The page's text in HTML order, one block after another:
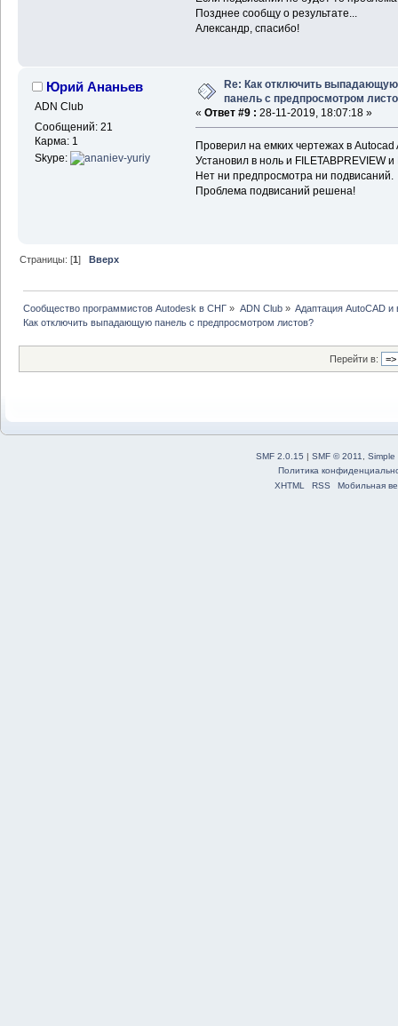
Позднее сообщу о результате...
Александр, спасибо!
Юрий Ананьев
ADN Club
Сообщений: 21
Карма: 1
Skype:
Re: Как отключить выпадающую
панель с предпросмотром
« Ответ #9 : 28-11-2019, 18:07:18 »
Проверил на емких чертежах в
Установил в ноль и FILETABPREVIEW
Нет ни предпросмотра ни подвисаний.
Проблема подвисаний решена!
Страницы: [1] Вверх
Сообщество программистов Autodesk в СНГ » ADN Club» Адаптация AutoCAD и
Как отключить выпадающую панель с предпросмотром листов?
Перейти в:
SMF 2.0.15 SMF © 2011, Simple
Политика
XHTML
RSS Мобильная